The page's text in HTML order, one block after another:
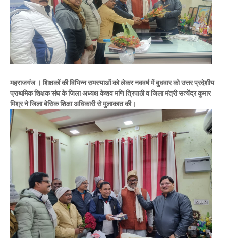
महराजगंज । शिक्षकों की विभिन्न समस्याओं को लेकर नववर्ष में बुधवार को उत्तर प्रदेशीय
प्राथमिक शिक्षक संघ के जिला अध्यक्ष केशव मणि त्रिपाठी व जिला मंत्री सत्येंद्र कुमार
मिश्र ने जिला बेसिक शिक्षा अधिकारी से मुलाकात की।